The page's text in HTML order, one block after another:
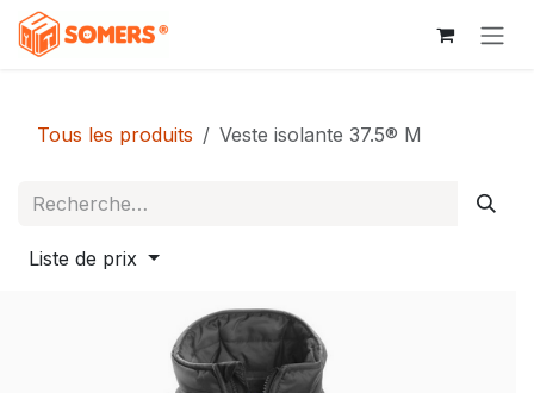
Se rendre au contenu
Tous les produits Veste isolante 37.5® M
Liste de prix